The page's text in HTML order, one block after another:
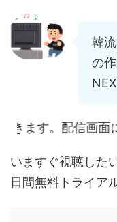
韓
の
面には、各話の
いますぐ視聴した
日間無料トライア